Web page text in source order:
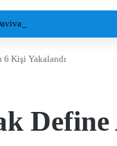
Çorlu Hastanesi Olarak
6 Kişi Yakalandı